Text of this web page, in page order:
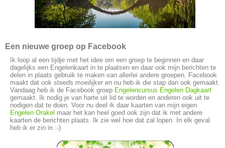
Een nieuwe groep op Facebook
Ik loop al een tijdje met het idee om een groep te beginnen en daar
dagelijks een Engelenkaart in te plaatsen en daar ook mijn berichten te
delen in plaats gebruik te maken van allerlei andere groepen. Facebook
maakt dat ook steeds moeilijker en nu heb ik die stap dan ook gemaakt.
Vandaag heb ik de Facebook groep Engelencursus Engelen Dagkaart
gemaakt. Ik nodig je van harte uit lid te worden en anderen ook uit te
nodigen dat te doen. Voor nu deel ik daar kaarten van mijn eigen
Engelen Orakel maar het kan heel goed ook zijn dat ik met andere
kaarten de berichten plaats. Ik zie wel hoe dat zal lopen. In elk geval
heb ik er zin in :-)